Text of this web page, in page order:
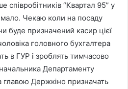
“Квартал 95” у
Чекаю коли на посаду
буде призначений касир цієї
головного бухгалтера
в ГУР і зроблять тимчасово
Департаменту
главою Держкіно призначать